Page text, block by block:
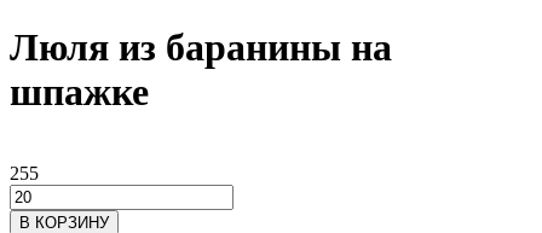
Люля из баранины на
шпажке
255
В КОРЗИНУ